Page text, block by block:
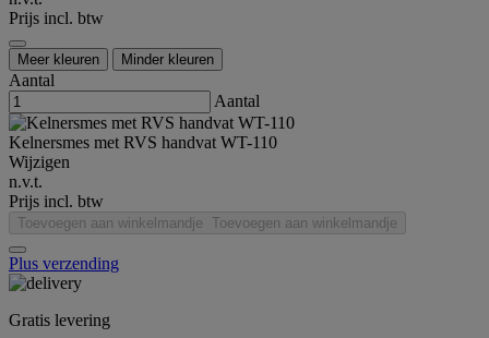
Prijs incl. btw
Meer kleuren Minder kleuren
Aantal
Aantal
Kelnersmes met RVS handvat WT-110
Wijzigen
n.v.t.
Prijs incl. btw
Toevoegen aan winkelmandje Toevoegen aan winkelmandje
Plus verzending
Gratis levering